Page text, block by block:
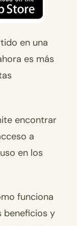
en una
es más
encontrar
a
en los
funciona
beneficios y